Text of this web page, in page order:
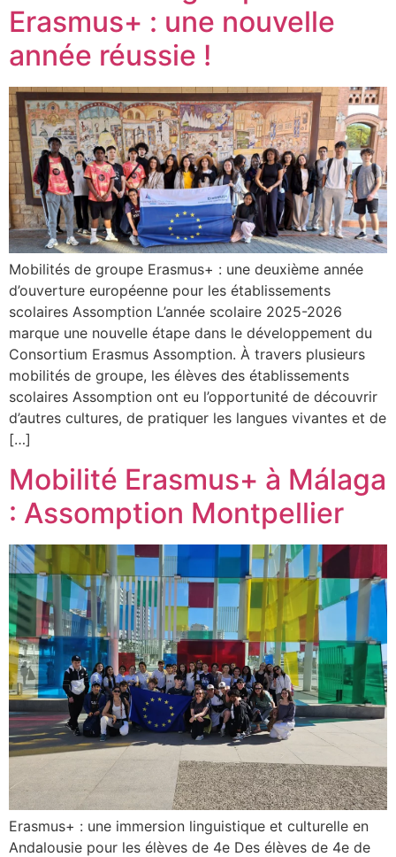
Erasmus+ : une nouvelle
année réussie !
Mobilités de groupe Erasmus+ : une deuxième année
d’ouverture européenne pour les établissements
scolaires Assomption L’année scolaire 2025-2026
marque une nouvelle étape dans le développement du
Consortium Erasmus Assomption. À travers plusieurs
mobilités de groupe, les élèves des établissements
scolaires Assomption ont eu l’opportunité de découvrir
d’autres cultures, de pratiquer les langues vivantes et de
[…]
Mobilité Erasmus+ à Málaga
: Assomption Montpellier
Erasmus+ : une immersion linguistique et culturelle en
Andalousie pour les élèves de 4e Des élèves de 4e de